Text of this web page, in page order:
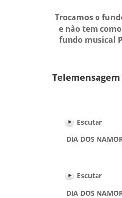
Trocamos o
e não tem
fundo musical
Escutar
DIA DOS
Escutar
DIA DOS